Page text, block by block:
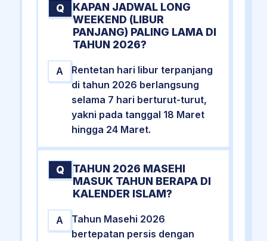
Q
KAPAN JADWAL LONG
WEEKEND (LIBUR
PANJANG) PALING LAMA DI
TAHUN 2026?
A
Rentetan hari libur terpanjang
di tahun 2026 berlangsung
selama 7 hari berturut-turut,
yakni pada tanggal 18 Maret
hingga 24 Maret.
Q
TAHUN 2026 MASEHI
MASUK TAHUN BERAPA DI
KALENDER ISLAM?
A
Tahun Masehi 2026
bertepatan persis dengan